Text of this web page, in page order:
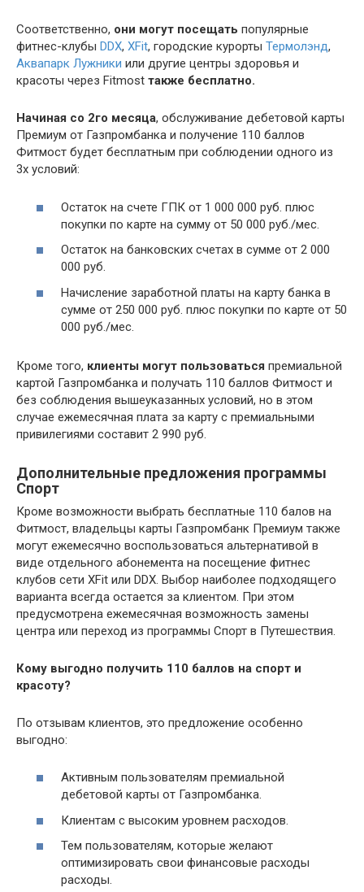
Соответственно, они могут посещать популярные
фитнес-клубы DDX, XFit, городские курорты Термолэнд,
Аквапарк Лужники или другие центры здоровья и
красоты через Fitmost также бесплатно.
Начиная со 2го месяца, обслуживание дебетовой карты
Премиум от Газпромбанка и получение 110 баллов
Фитмост будет бесплатным при соблюдении одного из
3х условий:
Остаток на счете ГПК от 1 000 000 руб. плюс
покупки по карте на сумму от 50 000 руб./мес.
Остаток на банковских счетах в сумме от 2 000
000 руб.
Начисление заработной платы на карту банка в
сумме от 250 000 руб. плюс покупки по карте от 50
000 руб./мес.
Кроме того, клиенты могут пользоваться премиальной
картой Газпромбанка и получать 110 баллов Фитмост и
без соблюдения вышеуказанных условий, но в этом
случае ежемесячная плата за карту с премиальными
привилегиями составит 2 990 руб.
Дополнительные предложения программы
Спорт
Кроме возможности выбрать бесплатные 110 балов на
Фитмост, владельцы карты Газпромбанк Премиум также
могут ежемесячно воспользоваться альтернативой в
виде отдельного абонемента на посещение фитнес
клубов сети XFit или DDX. Выбор наиболее подходящего
варианта всегда остается за клиентом. При этом
предусмотрена ежемесячная возможность замены
центра или переход из программы Спорт в Путешествия.
Кому выгодно получить 110 баллов на спорт и
красоту?
По отзывам клиентов, это предложение особенно
выгодно:
Активным пользователям премиальной
дебетовой карты от Газпромбанка.
Клиентам с высоким уровнем расходов.
Тем пользователям, которые желают
оптимизировать свои финансовые расходы
расходы.